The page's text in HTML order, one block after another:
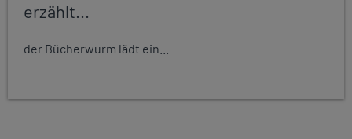
erzählt...
der Bücherwurm lädt ein...